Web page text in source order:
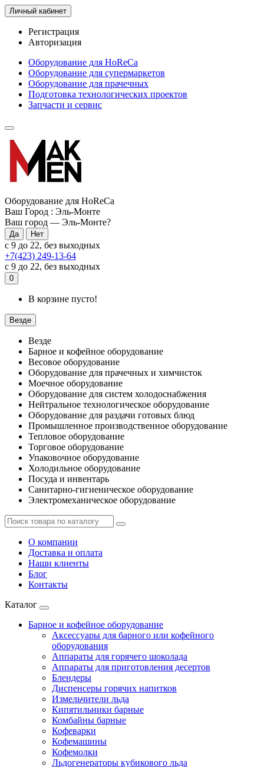
Личный кабинет
Регистрация
Авторизация
Оборудование для HoReCa
Оборудование для супермаркетов
Оборудование для прачечных
Подготовка технологических проектов
Запчасти и сервис
Оборудование для HoReCa
Ваш Город : Эль-Монте
Ваш город — Эль-Монте?
с 9 до 22, без выходных
+7(423) 249-13-64
с 9 до 22, без выходных
0
В корзине пусто!
Везде
Везде
Барное и кофейное оборудование
Весовое оборудование
Оборудование для прачечных и химчисток
Моечное оборудование
Оборудование для систем холодоснабжения
Нейтральное технологическое оборудование
Оборудование для раздачи готовых блюд
Промышленное производственное оборудование
Тепловое оборудование
Торговое оборудование
Упаковочное оборудование
Холодильное оборудование
Посуда и инвентарь
Санитарно-гигиеническое оборудование
Электромеханическое оборудование
О компании
Доставка и оплата
Наши клиенты
Блог
Контакты
Каталог
Барное и кофейное оборудование
Аксессуары для барного или кофейного
оборудования
Аппараты для горячего шоколада
Аппараты для приготовления десертов
Блендеры
Диспенсеры горячих напитков
Измельчители льда
Кипятильники барные
Комбайны барные
Кофеварки
Кофемашины
Кофемолки
Льдогенераторы кубикового льда